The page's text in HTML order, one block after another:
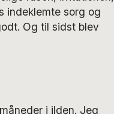
indeklemte sorg og
Og til sidst blev
i ilden. Jeg